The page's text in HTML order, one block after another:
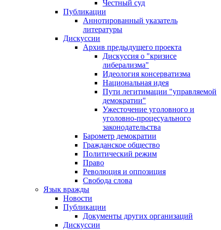
Честный суд
Публикации
Аннотированный указатель
литературы
Дискуссии
Архив предыдущего проекта
Дискуссия о "кризисе
либерализма"
Идеология консерватизма
Национальная идея
Пути легитимации "управляемой
демократии"
Ужесточение уголовного и
уголовно-процесуального
законодательства
Барометр демократии
Гражданское общество
Политический режим
Право
Революция и оппозиция
Свобода слова
Язык вражды
Новости
Публикации
Документы других организаций
Дискуссии